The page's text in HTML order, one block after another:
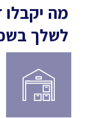
מה יקבלו
לשלך